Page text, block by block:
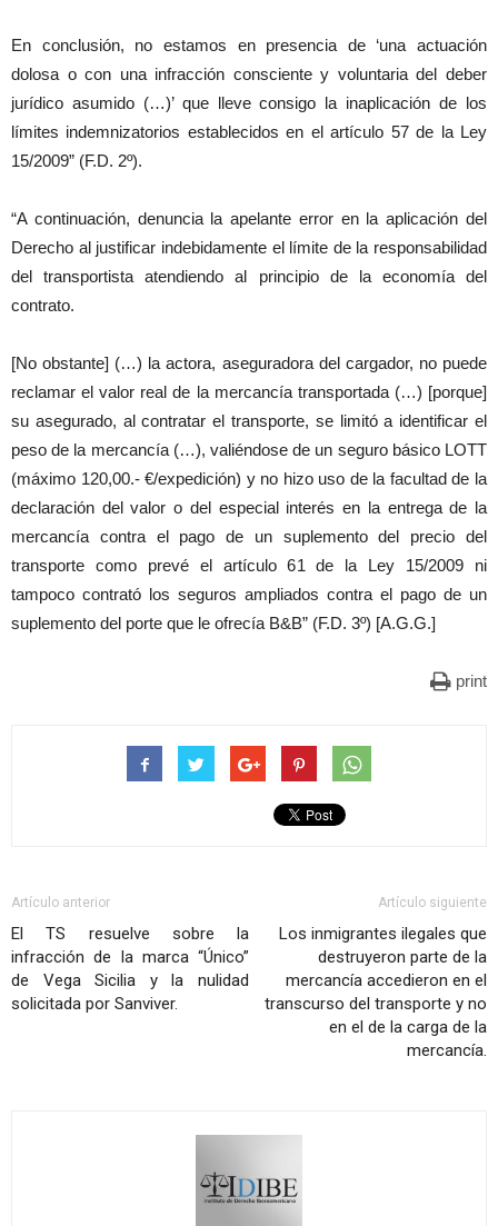
En conclusión, no estamos en presencia de ‘una actuación
dolosa o con una infracción consciente y voluntaria del deber
jurídico asumido (…)’ que lleve consigo la inaplicación de los
límites indemnizatorios establecidos en el artículo 57 de la Ley
15/2009” (F.D. 2º).
“A continuación, denuncia la apelante error en la aplicación del
Derecho al justificar indebidamente el límite de la responsabilidad
del transportista atendiendo al principio de la economía del
contrato.
[No obstante] (…) la actora, aseguradora del cargador, no puede
reclamar el valor real de la mercancía transportada (…) [porque]
su asegurado, al contratar el transporte, se limitó a identificar el
peso de la mercancía (…), valiéndose de un seguro básico LOTT
(máximo 120,00.- €/expedición) y no hizo uso de la facultad de la
declaración del valor o del especial interés en la entrega de la
mercancía contra el pago de un suplemento del precio del
transporte como prevé el artículo 61 de la Ley 15/2009 ni
tampoco contrató los seguros ampliados contra el pago de un
suplemento del porte que le ofrecía B&B” (F.D. 3º) [A.G.G.]
print
Artículo anterior
El TS resuelve sobre la
infracción de la marca “Único”
de Vega Sicilia y la nulidad
solicitada por Sanviver.
Artículo siguiente
Los inmigrantes ilegales que
destruyeron parte de la
mercancía accedieron en el
transcurso del transporte y no
en el de la carga de la
mercancía.